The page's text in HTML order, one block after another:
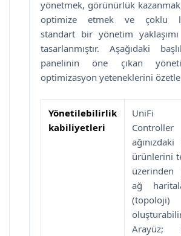
yönetmek, görünürlük
optimize etmek ve çoklu
standart bir yönetim
tasarlanmıştır. Aşağıdaki
panelinin öne çıkan
optimizasyon yeteneklerini
Yönetilebilirlik
kabiliyetleri
UniFi
ürünlerini
üzerinden
ağ
(topoloji)